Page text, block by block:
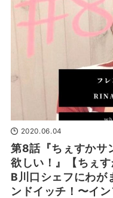
2020.06.04
第8話『ちぇすかサ
欲しい！』【ちぇ
B川口シェフにわが
ンドイッチ！〜イ